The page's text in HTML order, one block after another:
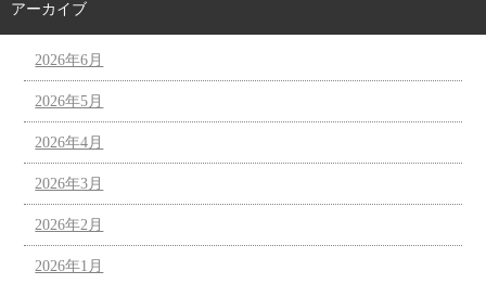
アーカイブ
2026年6月
2026年5月
2026年4月
2026年3月
2026年2月
2026年1月